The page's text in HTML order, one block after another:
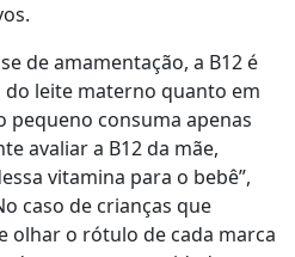
de amamentação, a B12 é
leite materno quanto em
pequeno consuma apenas
avaliar a B12 da mãe,
vitamina para o bebê”,
caso de crianças que
olhar o rótulo de cada marca